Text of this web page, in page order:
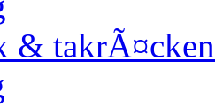
& takrÃ¤cken